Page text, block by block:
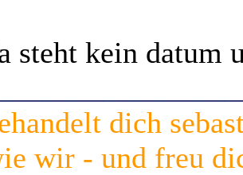
steht kein datum
dich
wir - und freu